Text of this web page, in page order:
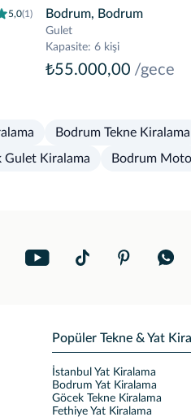
5,0(1) Bodrum, Bodrum
Gulet
Kapasite: 6 kişi
₺55.000,00 /gece
Bodrum Tekne Kiralama
Gulet Kiralama Bodrum
Popüler Tekne & Yat
İstanbul Yat Kiralama
Bodrum Yat Kiralama
Göcek Tekne Kiralama
Fethiye Yat Kiralama